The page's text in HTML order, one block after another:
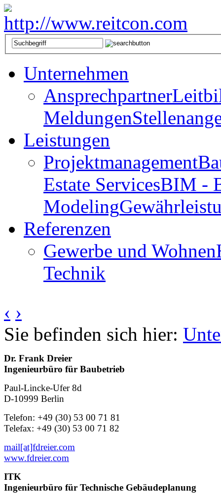
Unternehmen
Ansprechpartner
Meldungen
Leistungen
Projektmanagement
Estate ServicesBIM -
Modeling
Referenzen
Gewerbe und Wohnen
Technik
‹ ›
Sie befinden sich hier:
Dr. Frank Dreier
Ingenieurbüro für Baubetrieb
Paul-Lincke-Ufer 8d
D-10999 Berlin
Telefon: +49 (30) 53 00 71 81
Telefax: +49 (30) 53 00 71 82
mail[at]fdreier.com
www.fdreier.com
ITK
Ingenieurbüro für Technische Gebäudeplanung